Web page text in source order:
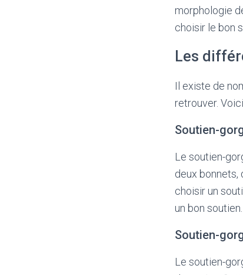
morphologie
choisir le bon
Les
Il existe de
retrouver.
Soutien-
Le soutien-
deux bonnets,
choisir un
un bon soutien.
Soutien-
Le soutien-